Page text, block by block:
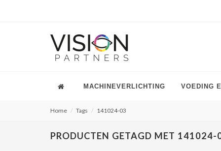
MACHINEVERLICHTING VOEDING
Home Tags 141024-03
PRODUCTEN GETAGD MET 141024-